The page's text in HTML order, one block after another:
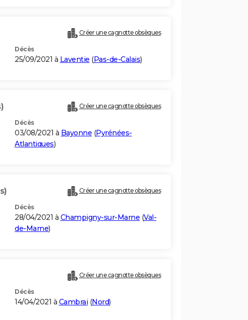
Créer une cagnotte obsèques
Décès
25/09/2021 à Laventie (Pas-de-Calais)
Créer une cagnotte obsèques
Décès
03/08/2021 à Bayonne (Pyrénées-
Atlantiques)
Créer une cagnotte obsèques
Décès
28/04/2021 à Champigny-sur-Marne (Val-
de-Marne)
Créer une cagnotte obsèques
Décès
14/04/2021 à Cambrai (Nord)